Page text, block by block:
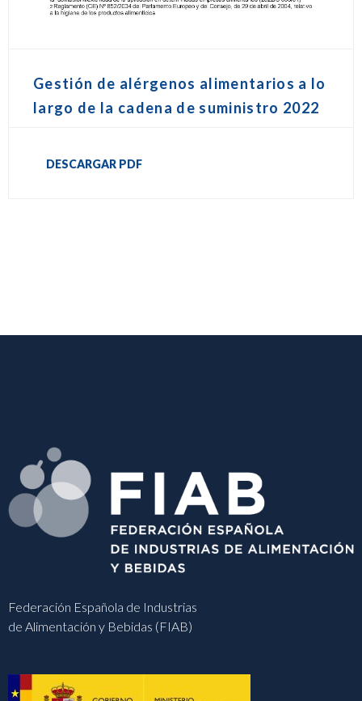
Gestión de alérgenos alimentarios a lo
largo de la cadena de suministro 2022
DESCARGAR PDF
Federación Española de Industrias
de Alimentación y Bebidas (FIAB)